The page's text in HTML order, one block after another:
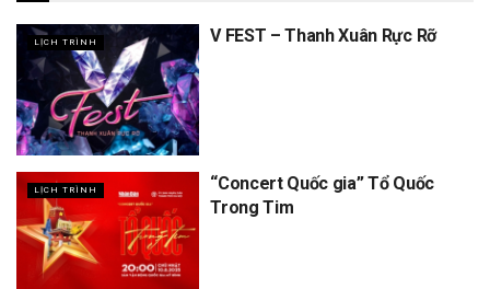
LỊCH TRÌNH V FEST – Thanh Xuân Rực Rỡ
LỊCH TRÌNH
“Concert Quốc gia” Tổ Quốc
Trong Tim